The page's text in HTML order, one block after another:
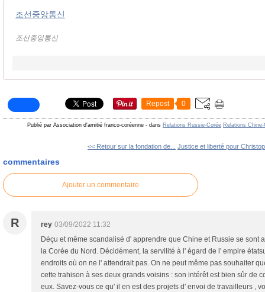
조선중앙통신
조선중앙통신
Repost 0
Publié par Association d'amitié franco-coréenne - dans Relations Russie-Corée Relations Chine-
<< Retour sur la fondation de... Justice et liberté pour
commentaires
Ajouter un commentaire
R rey 03/09/2022 11:32
Déçu et même scandalisé d' apprendre que Chine et Russie se sont
la Corée du Nord. Décidément, la servilité à l' égard de l' empire
endroits où on ne l' attendrait pas. On ne peut même pas souhaiter
cette trahison à ses deux grands voisins : son intérêt est bien sûr de
eux. Savez-vous ce qu' il en est des projets d' envoi de travailleurs ,